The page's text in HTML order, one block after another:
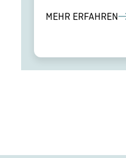
MEHR ERFAHREN